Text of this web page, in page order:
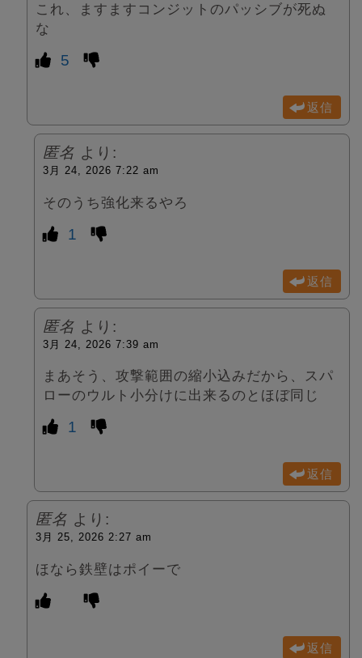
これ、ますますコンジットのパッシブが死ぬ
な
5
返信
匿名 より:
3月 24, 2026 7:22 am
そのうち強化来るやろ
1
返信
匿名 より:
3月 24, 2026 7:39 am
まあそう、攻撃範囲の縮小込みだから、スパ
ローのウルト小分けに出来るのとほぼ同じ
1
返信
匿名 より:
3月 25, 2026 2:27 am
ほなら鉄壁はポイーで
返信